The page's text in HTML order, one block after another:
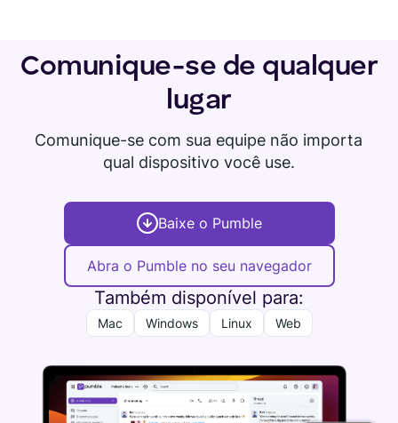
Comunique-se de qualquer
lugar
Comunique-se com sua equipe não importa
qual dispositivo você use.
Baixe o Pumble
Abra o Pumble no seu navegador
Também disponível para:
Mac Windows Linux Web